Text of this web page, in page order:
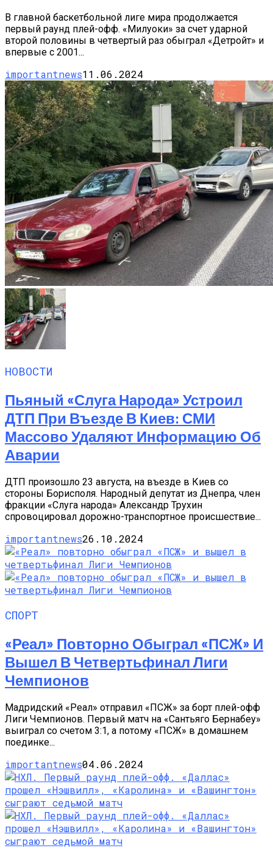
В главной баскетбольной лиге мира продолжается
первый раунд плей-офф. «Милуоки» за счет ударной
второй половины в четвертый раз обыграл «Детройт» и
впервые с 2001...
importantnews11.06.2024
НОВОСТИ
Пьяный «слуга Народа» Устроил
ДТП При Въезде В Киев: СМИ
Массово Удаляют Информацию Об
Аварии
ДТП произошло 23 августа, на въезде в Киев со
стороны Борисполя. Народный депутат из Днепра, член
фракции «Слуга народа» Александр Трухин
спровоцировал дорожно-транспортное происшествие...
importantnews26.10.2024
СПОРТ
«Реал» Повторно Обыграл «ПСЖ» И
Вышел В Четвертьфинал Лиги
Чемпионов
Мадридский «Реал» отправил «ПСЖ» за борт плей-офф
Лиги Чемпионов. Первый матч на «Сантьяго Бернабеу»
выиграл со счетом 3:1, а потому «ПСЖ» в домашнем
поединке...
importantnews04.06.2024